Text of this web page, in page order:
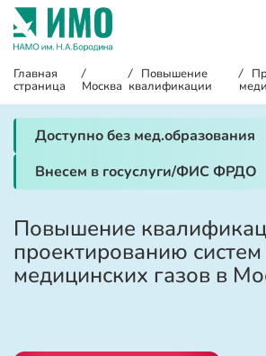
Главная
страница
/
Москва
/ Повышение
квалификации
/
Доступно без мед.образования
Внесем в госуслуги/ФИС ФРДО
Повышение
проектированию систем
медицинских газов в